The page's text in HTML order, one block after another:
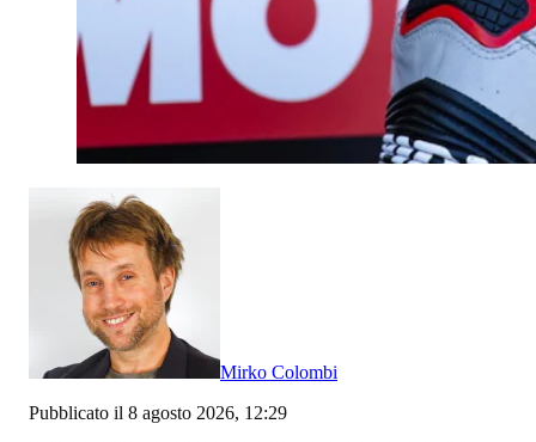
Mirko Colombi
Pubblicato il 8 agosto 2026, 12:29